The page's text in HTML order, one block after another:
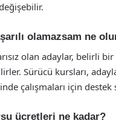
olamazsam ne
olan adaylar, belirli
Sürücü kursları,
çalışmaları için destek
ücretleri ne kadar?